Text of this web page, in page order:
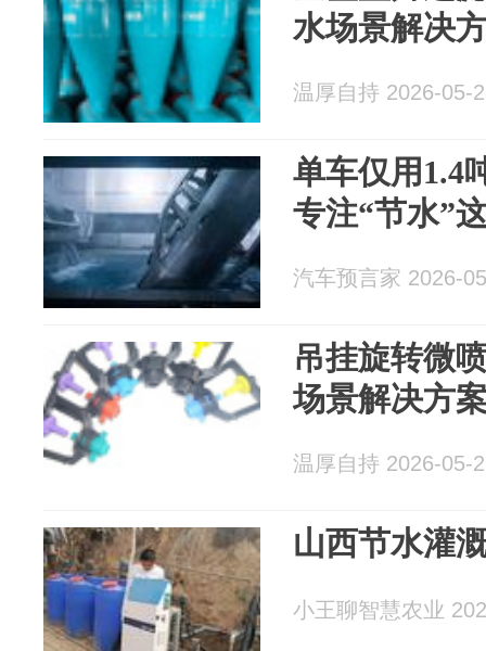
水场景解决
温厚自持 2026-05-
单车仅用1.4
专注“节水”
汽车预言家 2026-
吊挂旋转微
场景解决方
温厚自持 2026-05-
山西节水灌
小王聊智慧农业